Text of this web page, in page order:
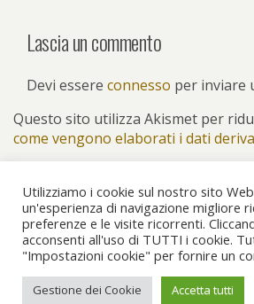
Lascia un commento
Devi essere connesso per inviare
Questo sito utilizza Akismet per
come vengono elaborati i dati
Torna su
Dispositivo Portatile Pc
Utilizziamo i cookie sul nostro sito
un'esperienza di navigazione migliore
preferenze e le visite ricorrenti.
acconsenti all'uso di TUTTI i cookie.
"Impostazioni cookie" per fornire un
Gestione dei Cookie Accetta tutti